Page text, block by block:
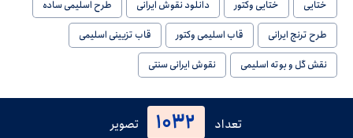
ختایی
ختایی وکتور دانلود نقوش ایرانی
طرح اسلیمی ساده
طرح ترنج ایرانی
قاب اسلیمی وکتور
قاب تزیینی اسلیمی
نقش گل و بوته اسلیمی
نقوش ایرانی سنتی
تعداد 1032
تصویر